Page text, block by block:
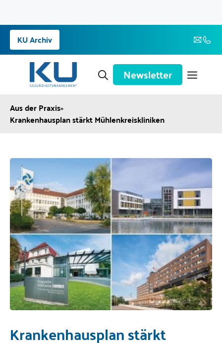
Zum
Inhalt
springen
KU Archiv
Newsletter
Aus der Praxis»
Krankenhausplan stärkt Mühlenkreiskliniken
Krankenhausplan stärkt